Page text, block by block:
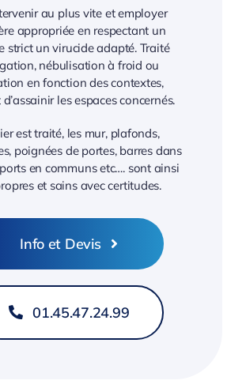
au plus vite et employer
appropriée en respectant un
strict un virucide adapté. Traité
nébulisation à froid ou
en fonction des contextes,
d’assainir les espaces concernés.
est traité, les mur, plafonds,
poignées de portes, barres dans
en communs etc…. sont ainsi
et sains avec certitudes.
Info et Devis
01.45.47.24.99